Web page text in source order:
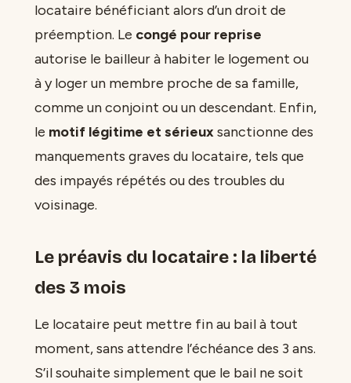
locataire bénéficiant alors d’un droit de
préemption. Le congé pour reprise
autorise le bailleur à habiter le logement ou
à y loger un membre proche de sa famille,
comme un conjoint ou un descendant. Enfin,
le motif légitime et sérieuxsanctionne des
manquements graves du locataire, tels que
des impayés répétés ou des troubles du
voisinage.
Le préavis du locataire : la liberté
des 3 mois
Le locataire peut mettre fin au bail à tout
moment, sans attendre l’échéance des 3 ans.
S’il souhaite simplement que le bail ne soit